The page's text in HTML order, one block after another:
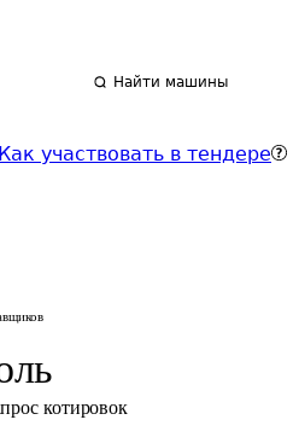
Найти машины
Как участвовать в тендере
котировок